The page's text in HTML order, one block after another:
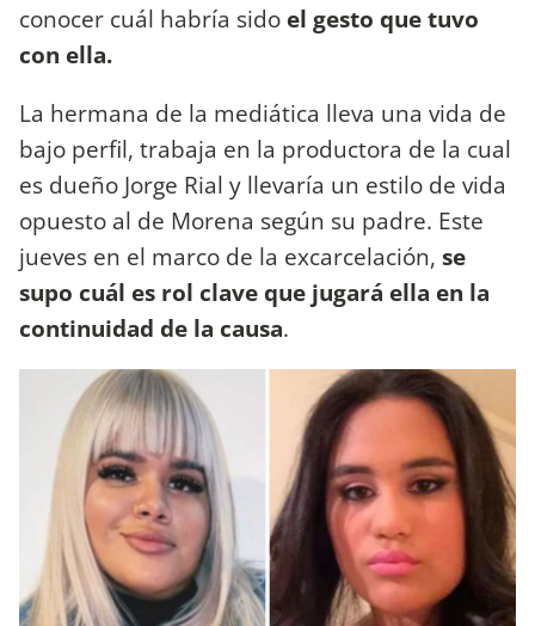
conocer cuál habría sido el gesto que tuvo
con ella.
La hermana de la mediática lleva una vida de
bajo perfil, trabaja en la productora de la cual
es dueño Jorge Rial y llevaría un estilo de vida
opuesto al de Morena según su padre. Este
jueves en el marco de la excarcelación, se
supo cuál es rol clave que jugará ella en la
continuidad de la causa.